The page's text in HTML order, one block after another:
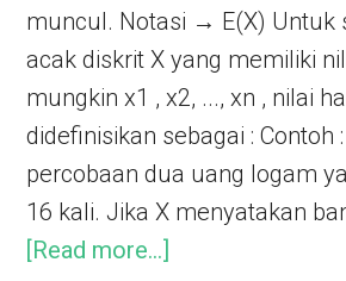
muncul. Notasi → E(X) Untuk
acak diskrit X yang memiliki
mungkin x1 , x2, ..., xn , nilai
didefinisikan sebagai : Contoh
percobaan dua uang logam
16 kali. Jika X menyatakan
[Read more...]